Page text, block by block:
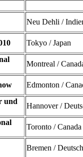
Neu Dehli /
Tokyo / Japan
Montreal /
Edmonton /
und
Hannover /
Toronto / Canada
Bremen /